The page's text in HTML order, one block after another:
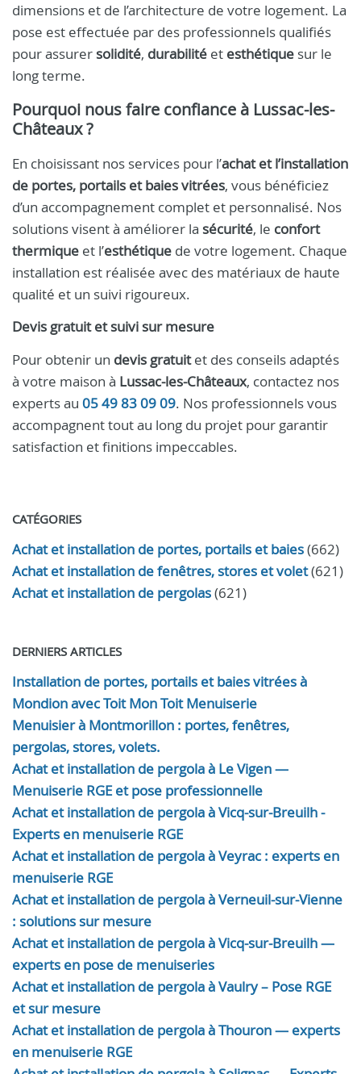
dimensions et de l’architecture de votre logement. La
pose est effectuée par des professionnels qualifiés
pour assurer solidité, durabilité et esthétique sur le
long terme.
Pourquoi nous faire confiance à Lussac-les-
Châteaux ?
En choisissant nos services pour l’achat et l’installation
de portes, portails et baies vitrées, vous bénéficiez
d’un accompagnement complet et personnalisé. Nos
solutions visent à améliorer la sécurité, le confort
thermique et l’esthétique de votre logement. Chaque
installation est réalisée avec des matériaux de haute
qualité et un suivi rigoureux.
Devis gratuit et suivi sur mesure
Pour obtenir un devis gratuitet des conseils adaptés
à votre maison à Lussac-les-Châteaux, contactez nos
experts au 05 49 83 09 09. Nos professionnels vous
accompagnent tout au long du projet pour garantir
satisfaction et finitions impeccables.
CATÉGORIES
Achat et installation de portes, portails et baies(662)
Achat et installation de fenêtres, stores et volet(621)
Achat et installation de pergolas(621)
DERNIERS ARTICLES
Installation de portes, portails et baies vitrées à
Mondion avec Toit Mon Toit Menuiserie
Menuisier à Montmorillon : portes, fenêtres,
pergolas, stores, volets.
Achat et installation de pergola à Le Vigen —
Menuiserie RGE et pose professionnelle
Achat et installation de pergola à Vicq-sur-Breuilh -
Experts en menuiserie RGE
Achat et installation de pergola à Veyrac : experts en
menuiserie RGE
Achat et installation de pergola à Verneuil-sur-Vienne
: solutions sur mesure
Achat et installation de pergola à Vicq-sur-Breuilh —
experts en pose de menuiseries
Achat et installation de pergola à Vaulry – Pose RGE
et sur mesure
Achat et installation de pergola à Thouron — experts
en menuiserie RGE